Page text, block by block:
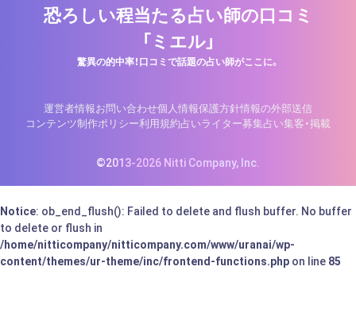
恐ろしい程当たる占い師の口コミ
「ミエル」
驚異の的中率！口コミで話題の占い師がここに。
運営者情報お問い合わせ個人情報保護方針情報の外部送信
コンテンツ制作ポリシー利用規約占いライター募集占い集客・掲載
©2013-2026 Nitti Company, Inc.
Notice: ob_end_flush(): Failed to delete and flush buffer. No buffer
to delete or flush in
/home/nitticompany/nitticompany.com/www/uranai/wp-
content/themes/ur-theme/inc/frontend-functions.php on line 85